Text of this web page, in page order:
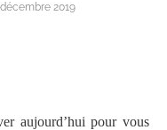
2019
aujourd’hui pour vous